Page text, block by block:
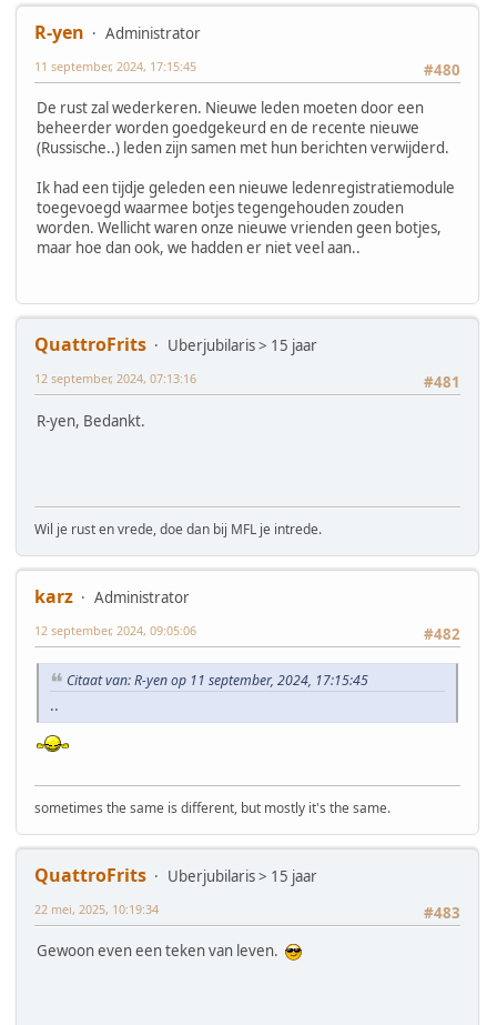
R-yen
Administrator
#480
11 september, 2024, 17:15:45
De rust zal wederkeren. Nieuwe leden moeten door een
beheerder worden goedgekeurd en de recente nieuwe
(Russische..) leden zijn samen met hun berichten verwijderd.
Ik had een tijdje geleden een nieuwe ledenregistratiemodule
toegevoegd waarmee botjes tegengehouden zouden
worden. Wellicht waren onze nieuwe vrienden geen botjes,
maar hoe dan ook, we hadden er niet veel aan..
QuattroFrits
Uberjubilaris > 15 jaar
#481
12 september, 2024, 07:13:16
R-yen, Bedankt.
Wil je rust en vrede, doe dan bij MFL je intrede.
karz
Administrator
#482
12 september, 2024, 09:05:06
Citaat van: R-yen op 11 september, 2024, 17:15:45
..
sometimes the same is different, but mostly it's the same.
QuattroFrits
Uberjubilaris > 15 jaar
#483
22 mei, 2025, 10:19:34
Gewoon even een teken van leven.